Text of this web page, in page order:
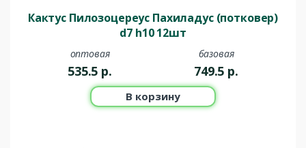
Кактус Пилозоцереус Пахиладус (потковер)
d7 h10 12шт
оптовая
535.5 р.
базовая
749.5 р.
В корзину